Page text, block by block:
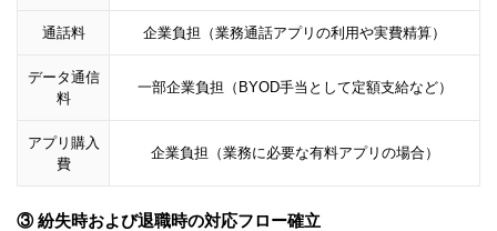
通話料 企業負担（業務通話アプリの利用や実費精算）
データ通信
料
一部企業負担（BYOD手当として定額支給など）
アプリ購入
費
企業負担（業務に必要な有料アプリの場合）
③ 紛失時および退職時の対応フロー確立